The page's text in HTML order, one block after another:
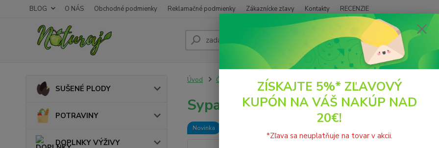
BLOG O NÁS Obchodné podmienky Reklamačné podmienky Zákaznícke zľavy Kontakty RECENZIE
Hľadať
(PO
SUŠENÉ PLODY
POTRAVINY
DOPLNKY VÝŽIVY
Úvod ČAJE Sypaný ovocný čaj Brusnica 150g Zamio
Sypaný ovocný čaj Brusnica 150g
Novinka
ZÍSKAJTE 5%* ZĽAVOVÝ
KUPÓN NA VÁŠ NAKÚP NAD
20€!
*Zľava sa neuplatňuje na tovar v akcii.